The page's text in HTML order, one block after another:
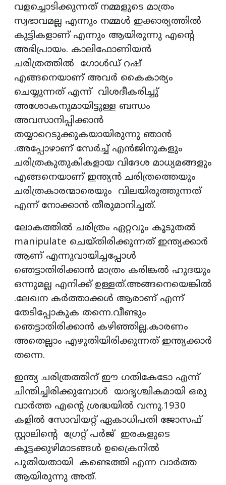
വളച്ചൊടിക്കുന്നത് നമ്മളുടെ മാത്രം
സ്വഭാവമല്ല എന്നും നമ്മൾ ഇക്കാര്യത്തിൽ
കുട്ടികളാണ് എന്നും ആയിരുന്നു എൻ്റെ
അഭിപ്രായം. കാലിഫോണിയൻ
ചരിത്രത്തിൽ ഗോൾഡ് റഷ്
എങ്ങനെയാണ് അവർ കൈകാര്യം
ചെയ്യുന്നത് എന്ന് വിശദീകരിച്ചു്
അശോകനുമായിട്ടുള്ള ബന്ധം
അവസാനിപ്പിക്കാൻ
തയ്യാറെടുക്കുകയായിരുന്നു ഞാൻ
.അപ്പോഴാണ് സേർച്ച് എൻജിനുകളും
ചരിത്രകുതുകികളായ വിദേശ മാധ്യമങ്ങളും
എങ്ങനെയാണ് ഇന്ത്യൻ ചരിത്രത്തെയും
ചരിത്രകാരന്മാരെയും വിലയിരുത്തുന്നത്
എന്ന് നോക്കാൻ തീരുമാനിച്ചത്.
ലോകത്തിൽ ചരിത്രം ഏറ്റവും കൂടുതൽ
manipulate ചെയ്തിരിക്കുന്നത് ഇന്ത്യക്കാർ
ആണ് എന്നുവായിച്ചപ്പോൾ
ഞെട്ടാതിരിക്കാൻ മാത്രം കരിങ്കൽ ഹുദയും
ഒന്നുമല്ല എനിക്ക് ഉള്ളത്.അങ്ങനെയെങ്കിൽ
.ലേഖന കർത്താക്കൾ ആരാണ് എന്ന്
തേടിപ്പോകുക തന്നെ.വീണ്ടും
ഞെട്ടാതിരിക്കാൻ കഴിഞ്ഞില്ല.കാരണം
അതെല്ലാം എഴുതിയിരിക്കുന്നത് ഇന്ത്യക്കാർ
തന്നെ.
ഇന്ത്യ ചരിത്രത്തിന് ഈ ഗതികേടോ എന്ന്
ചിന്തിച്ചിരിക്കുമ്പോൾ യാദൃശ്ചികമായി ഒരു
വാർത്ത എൻ്റെ ശ്രദ്ധയിൽ വന്നു.1930
കളിൽ സോവിയറ്റ് ഏകാധിപതി ജോസഫ്
സ്റ്റാലിൻ്റെ ഗ്രേറ്റ് പർജ് ഇരകളുടെ
കൂട്ടക്കുഴിമാടങ്ങൾ ഉക്രൈനിൽ
പുതിയതായി കണ്ടെത്തി എന്ന വാർത്ത
ആയിരുന്നു അത്.